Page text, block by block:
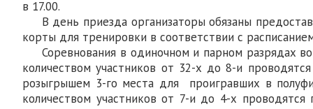
в 17.00.
В день приезда организаторы обязаны
корты для тренировки в соответствии с
Соревнования в одиночном и парном разрядах во
количеством участников от 32-х до 8-и
розыгрышем 3-го места для проигравших в
количеством участников от 7-и до 4-х